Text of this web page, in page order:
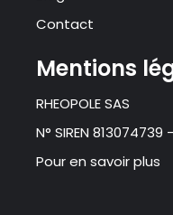
Contact
Mentions
RHEOPOLE SAS
N° SIREN 813074739
Pour en savoir plus